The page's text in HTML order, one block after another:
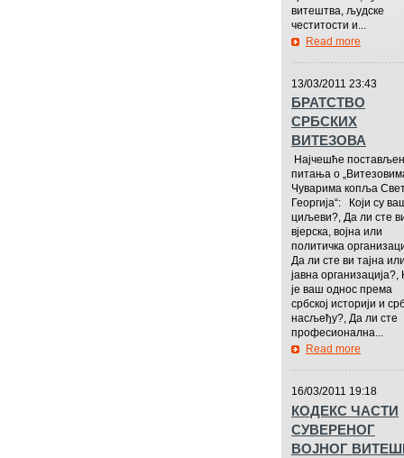
витештва, људске
честитости и...
Read more
13/03/2011 23:43
БРАТСТВО
СРБСКИХ
ВИТЕЗОВА
Најчешће
питања о
Чуварима копља
Георгија“: Који су
циљеви?, Да ли сте
вјерска, војна или
политичка
Да ли сте ви тајна или
јавна организација?,
је ваш однос према
србској историји и
насљеђу?, Да ли сте
професионална...
Read more
16/03/2011 19:18
КОДЕКС ЧАСТИ
СУВЕРЕНОГ
ВОЈНОГ